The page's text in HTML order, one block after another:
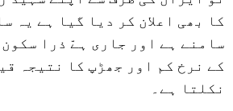
کا بھی اعلان کر دیا گیا ہے یہ
سامنے ہے اور جاری ہےّ ذرا
کے نرخ کم اور جھڑپ کا نتیجہ
نکلتا ہے۔